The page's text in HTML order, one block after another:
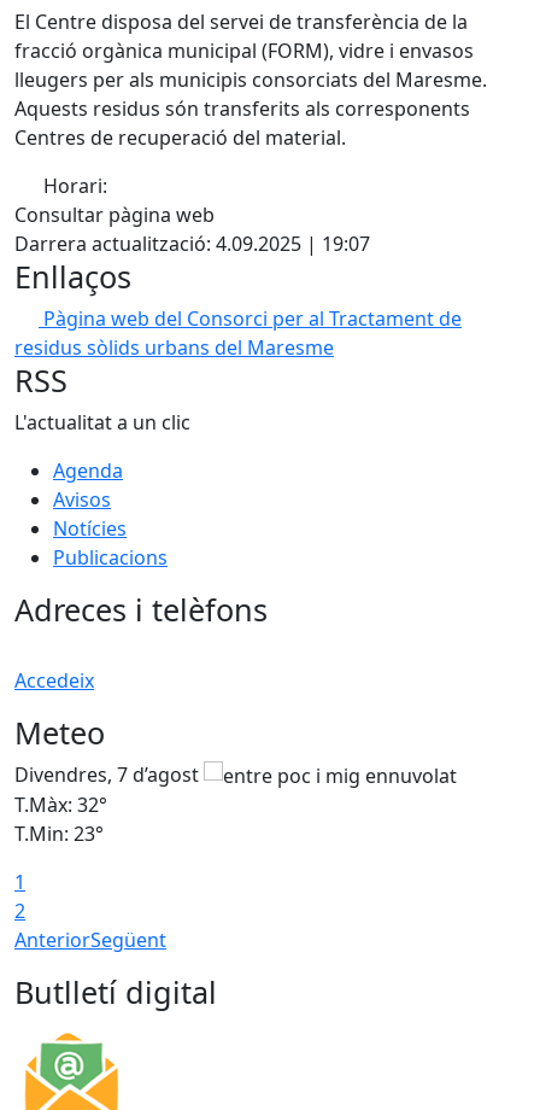
El Centre disposa del servei de transferència de la
fracció orgànica municipal (FORM), vidre i envasos
lleugers per als municipis consorciats del Maresme.
Aquests residus són transferits als corresponents
Centres de recuperació del material.
Horari:
Consultar pàgina web
Darrera actualització: 4.09.2025 | 19:07
Enllaços
Pàgina web del Consorci per al Tractament de
residus sòlids urbans del Maresme
RSS
L'actualitat a un clic
Agenda
Avisos
Notícies
Publicacions
Adreces i telèfons
Accedeix
Meteo
Divendres, 7 d’agost
T.Màx: 32°
T.Min: 23°
1
2
AnteriorSegüent
Butlletí digital